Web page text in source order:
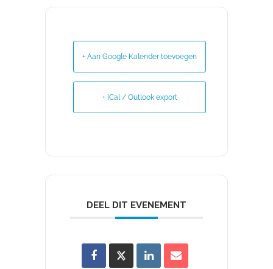
+ Aan Google Kalender toevoegen
+ iCal / Outlook export
DEEL DIT EVENEMENT